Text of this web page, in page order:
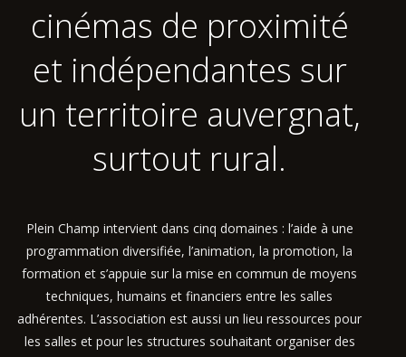
cinémas de proximité
et indépendantes sur
un territoire auvergnat,
surtout rural.
Plein Champ intervient dans cinq domaines : l’aide à une
programmation diversifiée, l’animation, la promotion, la
formation et s’appuie sur la mise en commun de moyens
techniques, humains et financiers entre les salles
adhérentes. L’association est aussi un lieu ressources pour
les salles et pour les structures souhaitant organiser des